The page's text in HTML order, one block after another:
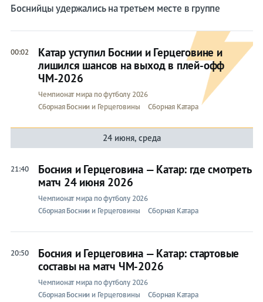
Боснийцы удержались на третьем месте в группе
00:02
Катар уступил Боснии и Герцеговине и
лишился шансов на выход в плей-офф
ЧМ-2026
Чемпионат мира по футболу 2026
Сборная Боснии и Герцеговины
Сборная Катара
24 июня, среда
21:40
Босния и Герцеговина — Катар: где смотреть
матч 24 июня 2026
Чемпионат мира по футболу 2026
Сборная Боснии и Герцеговины
Сборная Катара
20:50
Босния и Герцеговина — Катар: стартовые
составы на матч ЧМ-2026
Чемпионат мира по футболу 2026
Сборная Боснии и Герцеговины
Сборная Катара